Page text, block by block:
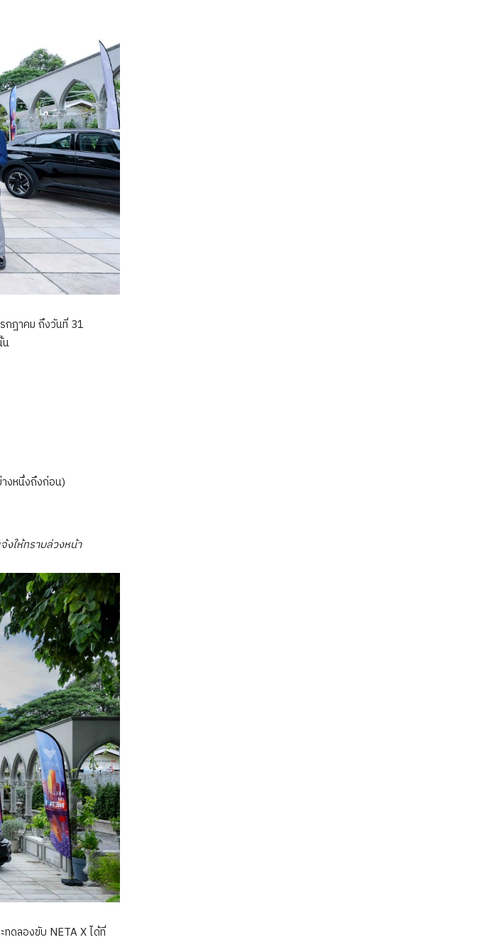
กฎาคม ถึงวันที่ 31
น
งหนึ่งถึงก่อน)
งให้ทราบล่วงหน้า
ดลองขับ NETA X ได้ที่